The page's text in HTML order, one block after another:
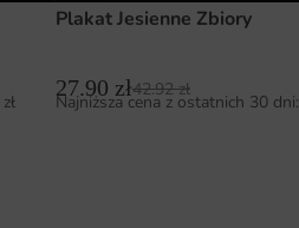
zł
Plakat Jesienne Zbiory
27.90 zł42.92zł
Najniższa cena z ostatnich 30 dni: